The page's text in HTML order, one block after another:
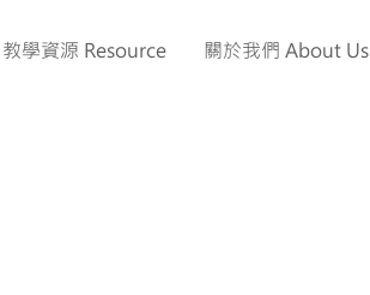
教學資源 Resource 關於我們 About Us